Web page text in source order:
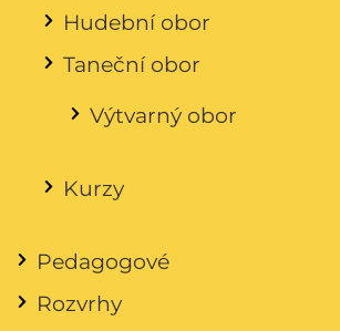
Hudební obor
Taneční obor
Výtvarný obor
Kurzy
Pedagogové
Rozvrhy